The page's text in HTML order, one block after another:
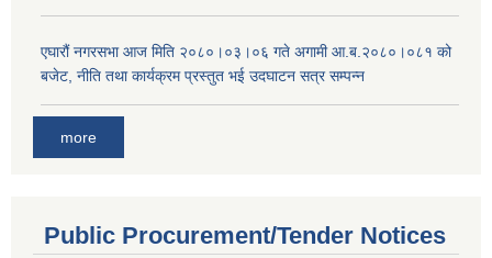
एघारौं नगरसभा आज मिति २०८०।०३।०६ गते अगामी आ.ब.२०८०।०८१ को
बजेट, नीति तथा कार्यक्रम प्रस्तुत भई उदघाटन सत्र सम्पन्न
more
Public Procurement/Tender Notices